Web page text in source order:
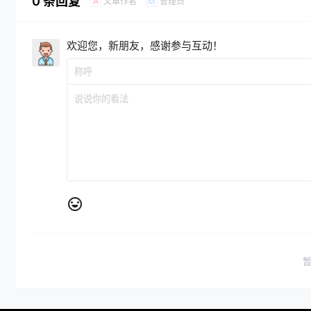
欢迎您，新朋友，感谢参与互动！